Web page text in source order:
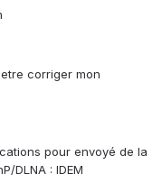
corriger mon
pour envoyé de la
DLNA : IDEM